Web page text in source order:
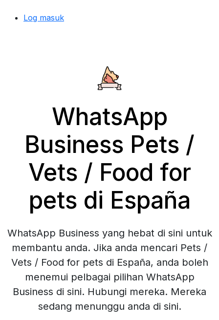
Log masuk
WhatsApp
Business Pets /
Vets / Food for
pets di España
WhatsApp Business yang hebat di sini untuk
membantu anda. Jika anda mencari Pets /
Vets / Food for pets di España, anda boleh
menemui pelbagai pilihan WhatsApp
Business di sini. Hubungi mereka. Mereka
sedang menunggu anda di sini.